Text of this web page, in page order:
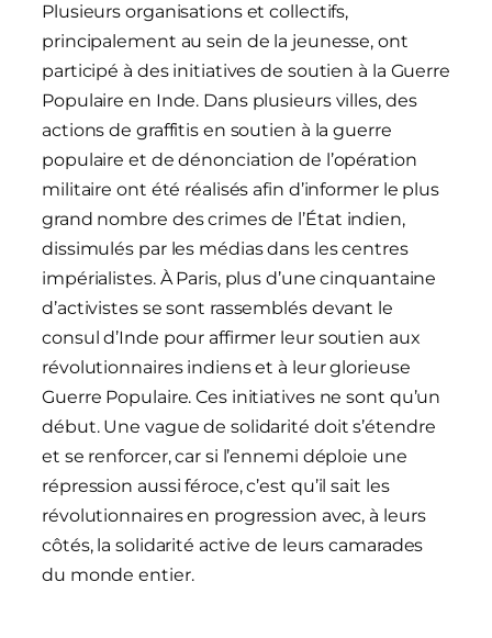
Plusieurs organisations et collectifs,
principalement au sein de la jeunesse, ont
participé à des initiatives de soutien à la Guerre
Populaire en Inde. Dans plusieurs villes, des
actions de graffitis en soutien à la guerre
populaire et de dénonciation de l’opération
militaire ont été réalisés afin d’informer le plus
grand nombre des crimes de l’État indien,
dissimulés par les médias dans les centres
impérialistes. À Paris, plus d’une cinquantaine
d’activistes se sont rassemblés devant le
consul d’Inde pour affirmer leur soutien aux
révolutionnaires indiens et à leur glorieuse
Guerre Populaire. Ces initiatives ne sont qu’un
début. Une vague de solidarité doit s’étendre
et se renforcer, car si l’ennemi déploie une
répression aussi féroce, c’est qu’il sait les
révolutionnaires en progression avec, à leurs
côtés, la solidarité active de leurs camarades
du monde entier.